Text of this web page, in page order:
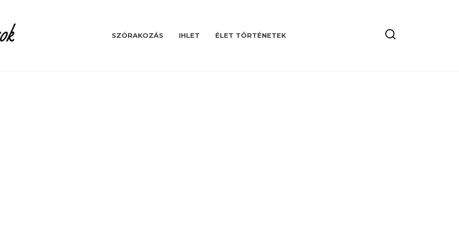
SZÓRAKOZÁS IHLET ÉLET TÖRTÉNETEK